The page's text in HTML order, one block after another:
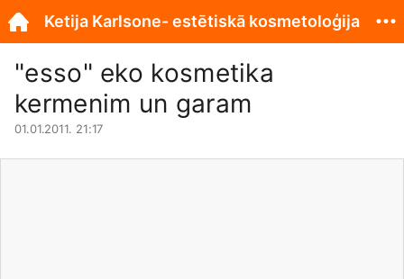
"esso" eko kosmetika
kermenim un garam
01.01.2011. 21:17
Ketija Karlsone- estētiskā kosmetoloģija